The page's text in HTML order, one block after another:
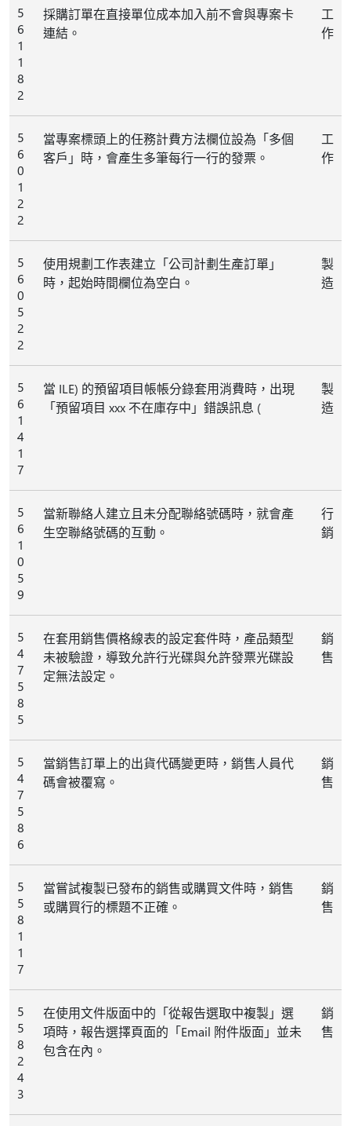
5
6
1
1
8
2
採購訂單在直接單位成本加入前不會與專案卡
連結。
工
作
5
6
0
1
2
2
當專案標頭上的任務計費方法欄位設為「多個
客戶」時，會產生多筆每行一行的發票。
工
作
5
6
0
5
2
2
使用規劃工作表建立「公司計劃生產訂單」
時，起始時間欄位為空白。
製
造
5
6
1
4
1
7
當 ILE) 的預留項目帳帳分錄套用消費時，出現
「預留項目 xxx 不在庫存中」錯誤訊息 (
製
造
5
6
1
0
5
9
當新聯絡人建立且未分配聯絡號碼時，就會產
生空聯絡號碼的互動。
行
銷
5
4
7
5
8
5
在套用銷售價格線表的設定套件時，產品類型
未被驗證，導致允許行光碟與允許發票光碟設
定無法設定。
銷
售
5
4
7
5
8
6
當銷售訂單上的出貨代碼變更時，銷售人員代
碼會被覆寫。
銷
售
5
5
8
1
1
7
當嘗試複製已發布的銷售或購買文件時，銷售
或購買行的標題不正確。
銷
售
5
5
8
2
4
3
在使用文件版面中的「從報告選取中複製」選
項時，報告選擇頁面的「Email 附件版面」並未
包含在內。
銷
售